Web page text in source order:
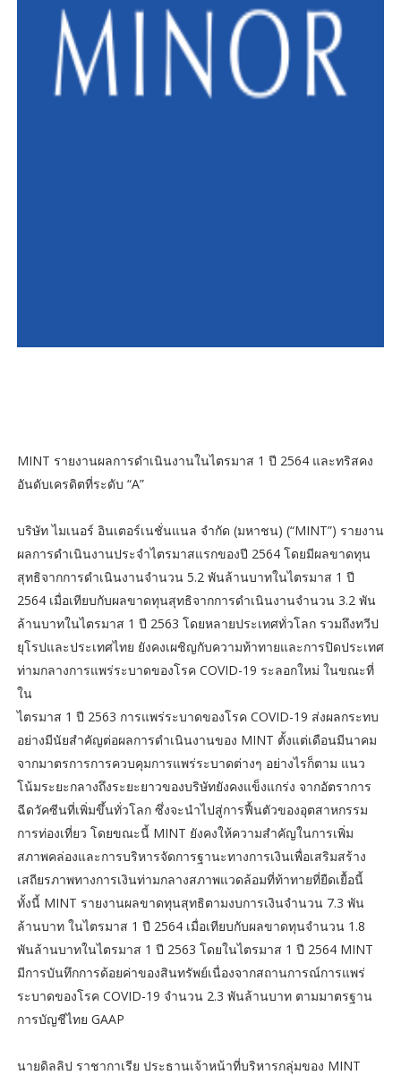
MINT รายงานผลการดำเนินงานในไตรมาส 1 ปี 2564 และทริสคง
อันดับเครดิตที่ระดับ “A”
บริษัท ไมเนอร์ อินเตอร์เนชั่นแนล จำกัด (มหาชน) (“MINT”) รายงาน
ผลการดำเนินงานประจำไตรมาสแรกของปี 2564 โดยมีผลขาดทุน
สุทธิจากการดำเนินงานจำนวน 5.2 พันล้านบาทในไตรมาส 1 ปี
2564 เมื่อเทียบกับผลขาดทุนสุทธิจากการดำเนินงานจำนวน 3.2 พัน
ล้านบาทในไตรมาส 1 ปี 2563 โดยหลายประเทศทั่วโลก รวมถึงทวีป
ยุโรปและประเทศไทย ยังคงเผชิญกับความท้าทายและการปิดประเทศ
ท่ามกลางการแพร่ระบาดของโรค COVID-19 ระลอกใหม่ ในขณะที่
ใน
ไตรมาส 1 ปี 2563 การแพร่ระบาดของโรค COVID-19 ส่งผลกระทบ
อย่างมีนัยสำคัญต่อผลการดำเนินงานของ MINT ตั้งแต่เดือนมีนาคม
จากมาตรการการควบคุมการแพร่ระบาดต่างๆ อย่างไรก็ตาม แนว
โน้มระยะกลางถึงระยะยาวของบริษัทยังคงแข็งแกร่ง จากอัตราการ
ฉีดวัคซีนที่เพิ่มขึ้นทั่วโลก ซึ่งจะนำไปสู่การฟื้นตัวของอุตสาหกรรม
การท่องเที่ยว โดยขณะนี้ MINT ยังคงให้ความสำคัญในการเพิ่ม
สภาพคล่องและการบริหารจัดการฐานะทางการเงินเพื่อเสริมสร้าง
เสถียรภาพทางการเงินท่ามกลางสภาพแวดล้อมที่ท้าทายที่ยืดเยื้อนี้
ทั้งนี้ MINT รายงานผลขาดทุนสุทธิตามงบการเงินจำนวน 7.3 พัน
ล้านบาท ในไตรมาส 1 ปี 2564 เมื่อเทียบกับผลขาดทุนจำนวน 1.8
พันล้านบาทในไตรมาส 1 ปี 2563 โดยในไตรมาส 1 ปี 2564 MINT
มีการบันทึกการด้อยค่าของสินทรัพย์เนื่องจากสถานการณ์การแพร่
ระบาดของโรค COVID-19 จำนวน 2.3 พันล้านบาท ตามมาตรฐาน
การบัญชีไทย GAAP
นายดิลลิป ราชากาเรีย ประธานเจ้าหน้าที่บริหารกลุ่มของ MINT